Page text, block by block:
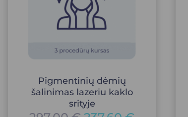
Pigmentinių dėmių
šalinimas lazeriu kaklo
srityje